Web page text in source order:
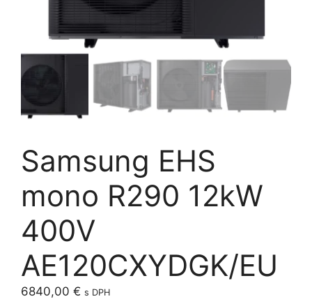
Samsung EHS
mono R290 12kW
400V
AE120CXYDGK/EU
6840,00 € s DPH